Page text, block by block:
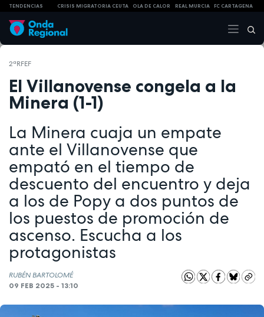
TENDENCIAS CRISIS MIGRATORIA CEUTA OLA DE CALOR REAL MURCIA FC CARTAGENA
2ªRFEF
El Villanovense congela a la
Minera (1-1)
La Minera cuaja un empate
ante el Villanovense que
empató en el tiempo de
descuento del encuentro y deja
a los de Popy a dos puntos de
los puestos de promoción de
ascenso. Escucha a los
protagonistas
RUBÉN BARTOLOMÉ
09 FEB 2025 - 13:10